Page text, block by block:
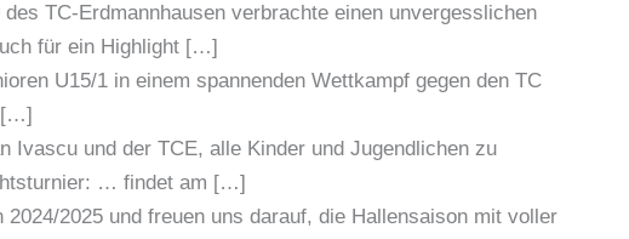
des TC-Erdmannhausen verbrachte einen unvergesslichen
für ein Highlight […]
U15/1 in einem spannenden Wettkampf gegen den TC
[…]
Ivascu und der TCE, alle Kinder und Jugendlichen zu
… findet am […]
2025 und freuen uns darauf, die Hallensaison mit voller